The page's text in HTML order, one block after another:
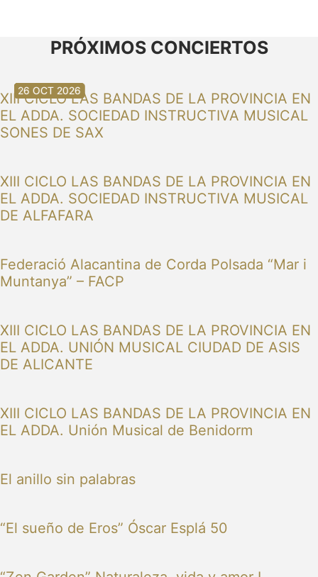
PRÓXIMOS CONCIERTOS
XIII CICLO LAS BANDAS DE LA PROVINCIA EN
EL ADDA. SOCIEDAD INSTRUCTIVA MUSICAL
SONES DE SAX
30 AUG 2026
XIII CICLO LAS BANDAS DE LA PROVINCIA EN
EL ADDA. SOCIEDAD INSTRUCTIVA MUSICAL
DE ALFAFARA
30 AUG 2026
Federació Alacantina de Corda Polsada “Mar i
Muntanya” – FACP
13 SEP 2026
XIII CICLO LAS BANDAS DE LA PROVINCIA EN
EL ADDA. UNIÓN MUSICAL CIUDAD DE ASIS
DE ALICANTE
20 SEP 2026
XIII CICLO LAS BANDAS DE LA PROVINCIA EN
EL ADDA. Unión Musical de Benidorm
20 SEP 2026
El anillo sin palabras
26 SEP 2026
“El sueño de Eros” Óscar Esplá 50
03 OCT 2026
16 OCT 2026
26 OCT 2026